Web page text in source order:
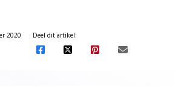
2020
Deel dit artikel: